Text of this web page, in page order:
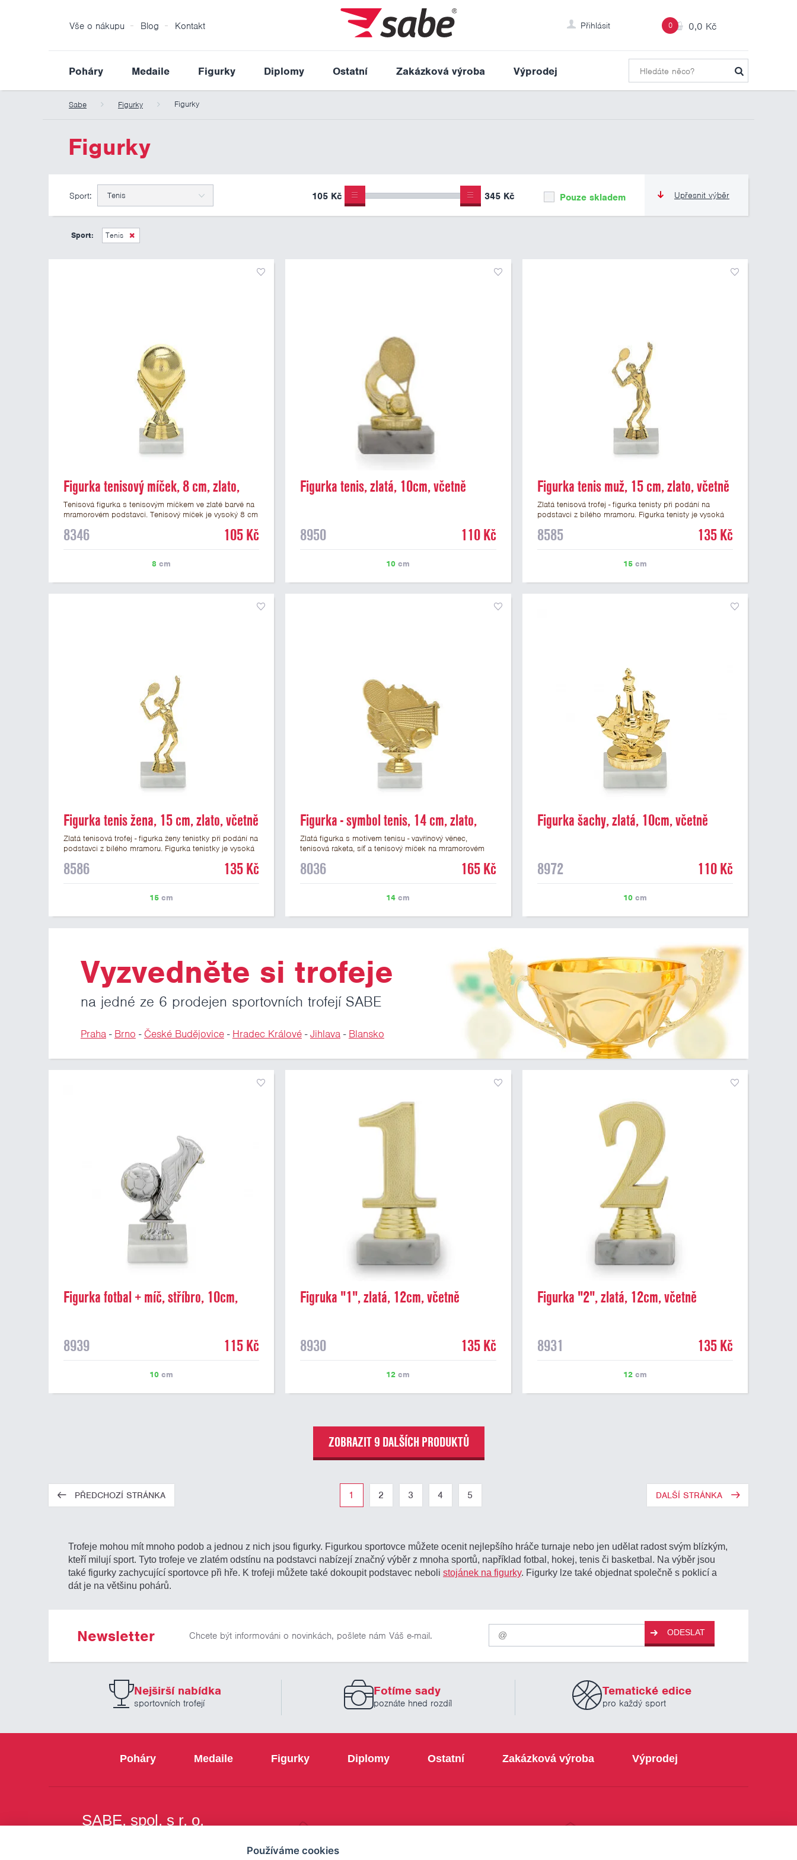
0 0,0 Kč
Přihlásit
Vše o nákupu Blog Kontakt
Poháry Medaile Figurky Diplomy Ostatní Zakázková výroba Výprodej
Sabe Figurky Figurky
Figurky
Upřesnit výběr
Sport: Tenis Pouze skladem
105 Kč 345 Kč
Sport: Tenis
Figurka tenisový míček, 8 cm, zlato,
včetně podstavce
Tenisová figurka s tenisovým míčkem ve zlaté barvě na
mramorovém podstavci. Tenisový míček je vysoký 8 cm
lze umístit laserový štítek nebo lesklý papírový štítek s
8346 105 Kč
8 cm
Figurka tenis, zlatá, 10cm, včetně
8950
110 Kč
10 cm
Figurka tenis muž, 15 cm, zlato, včetně
podstavce
Zlatá tenisová trofej - figurka tenisty při podání na
podstavci z bílého mramoru. Figurka tenisty je vysoká
pod hráče tenisu je možné umístit laserový štítek nebo
na tuto tenisovou figurku můžete přiložit v prvním kroku
8585 135 Kč
15cm
Figurka tenis žena, 15 cm, zlato, včetně
podstavce
Zlatá tenisová trofej - figurka ženy tenistky při podání na
podstavci z bílého mramoru. Figurka tenistky je vysoká
pod hráčku tenisu je možné umístit laserový štítek nebo
na tuto tenisovou figurku můžete přiložit v prvním kroku
8586 135 Kč
15cm
Figurka - symbol tenis, 14 cm, zlato,
včetně podstavce
Zlatá figurka s motivem tenisu - vavřínový věnec,
tenisová raketa, síť a tenisový míček na mramorovém
podstavce. Na podstavec můžete přidat štítek s
papírové štítky. Podklady pro výrobu štítku na tuto
objednávky.
8036 165 Kč
14 cm
Figurka šachy, zlatá, 10cm, včetně
8972
110 Kč
10cm
Vyzvedněte si trofeje
na jedné ze 6 prodejen sportovních trofejí SABE
Praha- Brno - České Budějovice- Hradec Králové-Jihlava- Blansko
Figurka fotbal + míč, stříbro, 10cm,
8939
115 Kč
10cm
Figruka "1", zlatá, 12cm, včetně
8930
135 Kč
12 cm
Figurka "2", zlatá, 12cm, včetně
8931
135 Kč
12cm
ZOBRAZIT 9 DALŠÍCH PRODUKTŮ
PŘEDCHOZÍ STRÁNKA 1 2 3 4 5 DALŠÍ STRÁNKA
Trofeje mohou mít mnoho podob a jednou z nich jsou figurky. Figurkou sportovce můžete ocenit nejlepšího hráče turnaje nebo jen udělat radost svým blízkým,
kteří milují sport. Tyto trofeje ve zlatém odstínu na podstavci nabízejí značný výběr z mnoha sportů, například fotbal, hokej, tenis či basketbal. Na výběr jsou
také figurky zachycující sportovce při hře. K trofeji můžete také dokoupit podstavec neboli stojánek na figurky. Figurky lze také objednat společně s poklicí a
dát je na většinu pohárů.
Newsletter Chcete být informováni o novinkách, pošlete nám Váš e-mail.
Pro
odběr
našich
novinek
ODESLAT
Nejširší nabídka
sportovních trofejí
Fotíme sady
poznáte hned rozdíl
Tematické edice
pro každý sport
Poháry Medaile Figurky Diplomy Ostatní Zakázková výroba Výprodej
SABE, spol. s r. o.
Používáme cookies